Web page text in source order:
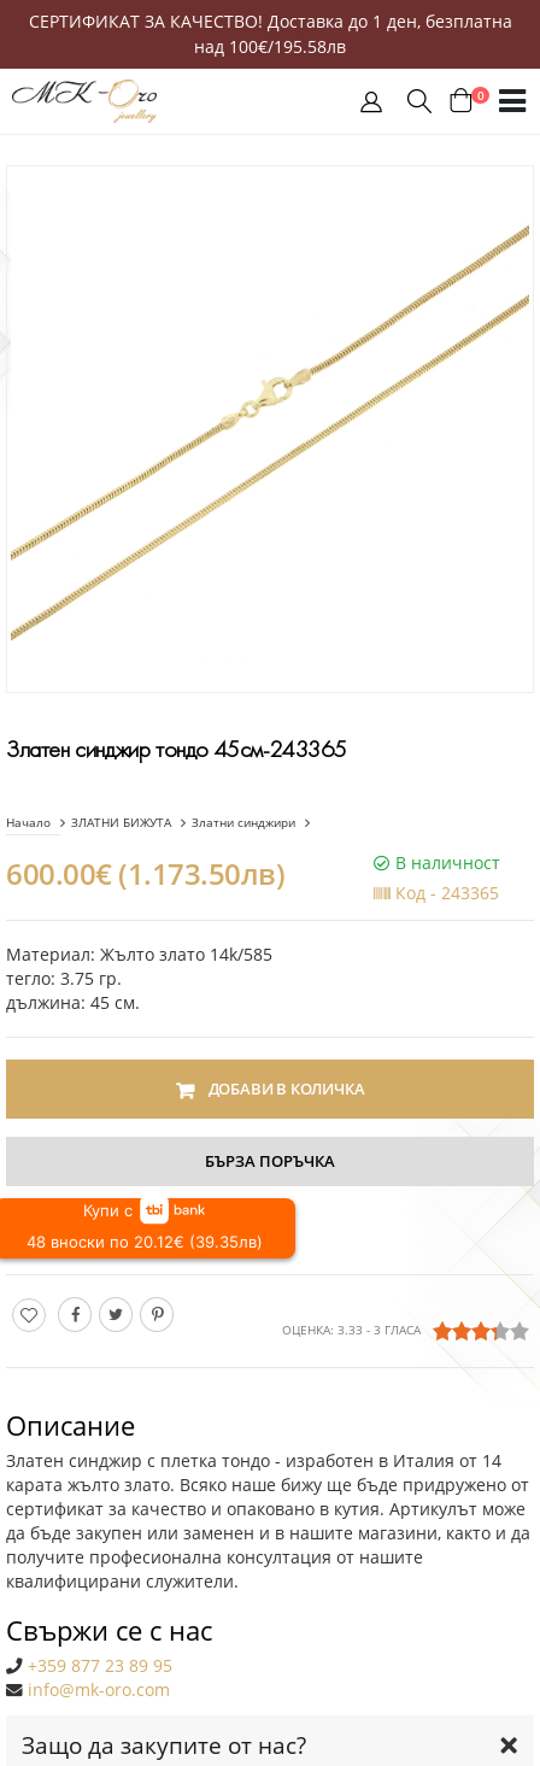
СЕРТИФИКАТ ЗА КАЧЕСТВО! Доставка до 1 ден, безплатна
над 100€/195.58лв
0
Златен синджир тондо 45см-243365
Начало ЗЛАТНИ БИЖУТА Златни синджири
600.00€ (1.173.50лв)
В наличност
Код -243365
Материал: Жълто злато 14k/585
тегло: 3.75 гр.
дължина: 45 см.
ДОБАВИ В КОЛИЧКА
БЪРЗА ПОРЪЧКА
Купи с
48 вноски по 20.12€ (39.35лв)
ОЦЕНКА: 3.33 - 3 ГЛАСА
Описание
Златен синджир с плетка тондо - изработен в Италия от 14
карата жълто злато. Всяко наше бижу ще бъде придружено от
сертификат за качество и опаковано в кутия. Артикулът може
да бъде закупен или заменен и в нашите магазини, както и да
получите професионална консултация от нашите
квалифицирани служители.
Свържи се с нас
+359 877 23 89 95
info@mk-oro.com
Защо да закупите от нас?